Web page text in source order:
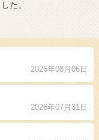
た。
2026年08月06日
2026年07月31日